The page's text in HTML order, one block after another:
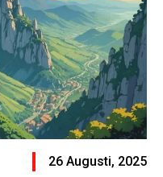
26 Augusti, 2025